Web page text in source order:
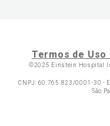
Termos de
©2025 Einstein Hospital
CNPJ: 60.765.823/0001-30 -
São